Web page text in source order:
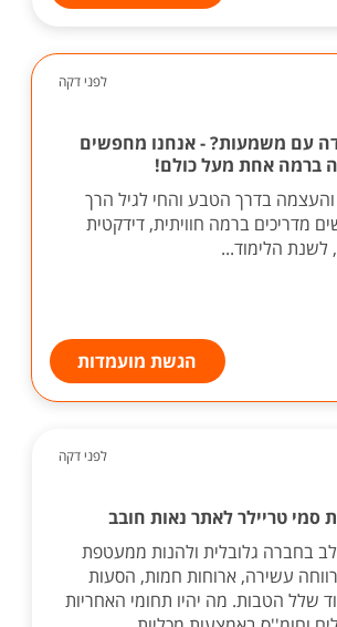
לפני דקה
עם משמעות? - אנחנו מחפשים
ברמה אחת מעל כולם!
בדרך הטבע והחי לגיל הרך
מדריכים ברמה חוויתית, דידקטית
הלימוד...
הגשת מועמדות
לפני דקה
סמי טריילר לאתר נאות חובב
בחברה גלובלית ולהנות ממעטפת
עשירה, ארוחות חמות, הסעות
שלל הטבות. מה יהיו תחומי האחריות